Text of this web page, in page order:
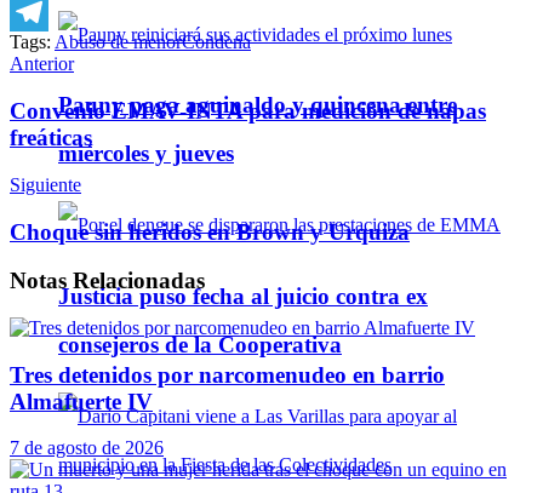
Pauny paga aguinaldo y quincena entre
miércoles y jueves
Justicia puso fecha al juicio contra ex
consejeros de la Cooperativa
WhatsApp
Telegram
Tags: Abuso de menorCondena
Anterior
Convenio EMAV-INTA para medición de napas
freáticas
Siguiente
Choque sin heridos en Brown y Urquiza
Notas Relacionadas
Tres detenidos por narcomenudeo en barrio
Almafuerte IV
7 de agosto de 2026